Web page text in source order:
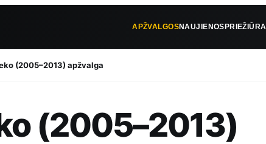
APŽVALGOSNAUJIENOSPRIEŽIŪRA
(2005–2013) apžvalga
(2005–2013)